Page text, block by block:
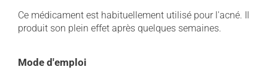
Ce médicament est habituellement utilisé pour l'acné. Il
produit son plein effet après quelques semaines.
Mode d'emploi